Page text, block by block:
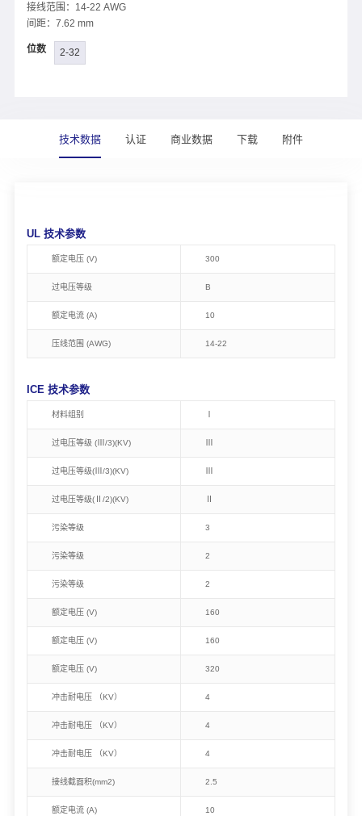
接线范围：14-22 AWG
间距：7.62 mm
位数 2-32
技术数据 认证 商业数据 下载 附件
UL 技术参数
额定电压 (V) 300
过电压等级 B
额定电流 (A) 10
压线范围 (AWG) 14-22
ICE 技术参数
材料组别
过电压等级 (Ⅲ/3)(KV)
过电压等级(Ⅲ/3)(KV)
过电压等级(Ⅱ/2)(KV)
污染等级 3
污染等级 2
污染等级 2
额定电压 (V) 160
额定电压 (V) 160
额定电压 (V) 320
冲击耐电压 （KV） 4
冲击耐电压 （KV） 4
冲击耐电压 （KV） 4
接线截面积(mm2) 2.5
额定电流 (A) 10